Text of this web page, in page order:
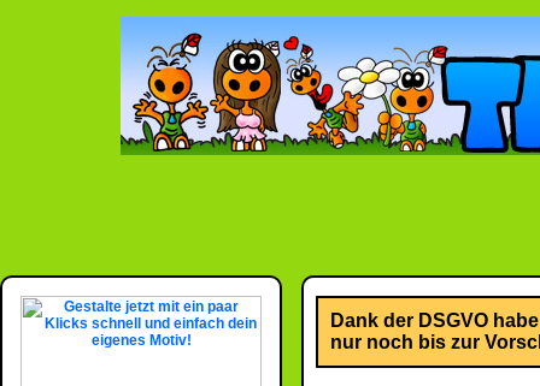
Dank der DSGVO
nur noch bis zur